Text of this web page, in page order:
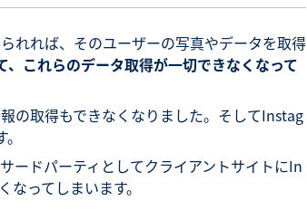
れれば、そのユーザーの写真やデータを取得
、これらのデータ取得が一切できなくなって
の取得もできなくなりました。そしてInstag
ードパーティとしてクライアントサイトにIn
ってしまいます。